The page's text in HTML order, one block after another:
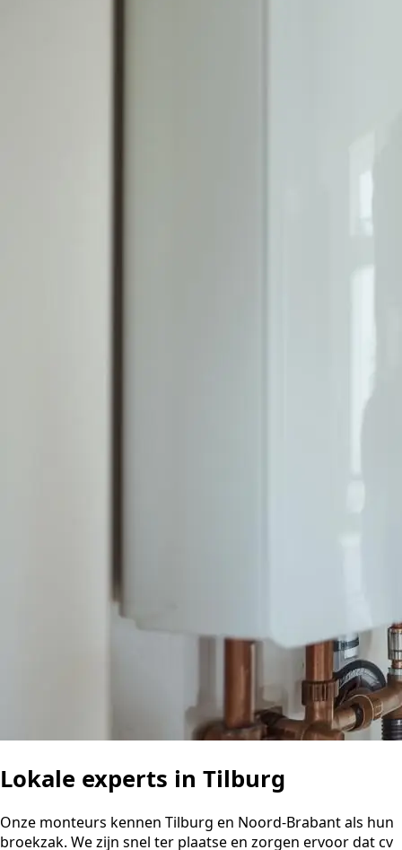
Lokale experts in Tilburg
Onze monteurs kennen Tilburg en Noord-Brabant als hun
broekzak. We zijn snel ter plaatse en zorgen ervoor dat cv